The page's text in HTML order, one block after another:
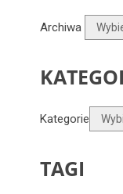
Archiwa
Kategorie
TAGI